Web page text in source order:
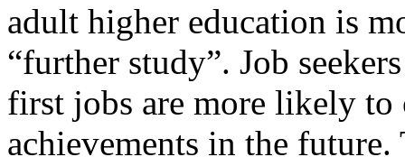
adult higher education is
“further study”. Job
first jobs are more likely to
achievements in the